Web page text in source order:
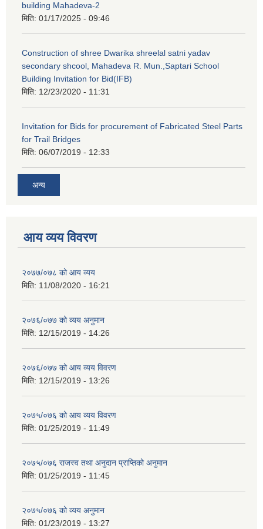
building Mahadeva-2
मिति: 01/17/2025 - 09:46
Construction of shree Dwarika shreelal satni yadav
secondary shcool, Mahadeva R. Mun.,Saptari School
Building Invitation for Bid(IFB)
मिति: 12/23/2020 - 11:31
Invitation for Bids for procurement of Fabricated Steel Parts
for Trail Bridges
मिति: 06/07/2019 - 12:33
अन्य
आय व्यय विवरण
२०७७/०७८ को आय व्यय
मिति: 11/08/2020 - 16:21
२०७६/०७७ को व्यय अनुमान
मिति: 12/15/2019 - 14:26
२०७६/०७७ को आय व्यय विवरण
मिति: 12/15/2019 - 13:26
२०७५/०७६ को आय व्यय विवरण
मिति: 01/25/2019 - 11:49
२०७५/०७६ राजस्व तथा अनुदान प्राप्तिको अनुमान
मिति: 01/25/2019 - 11:45
२०७५/०७६ को व्यय अनुमान
मिति: 01/23/2019 - 13:27